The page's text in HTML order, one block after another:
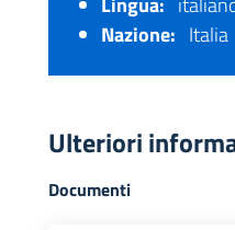
Nazione: Italia
Ulteriori
Documenti